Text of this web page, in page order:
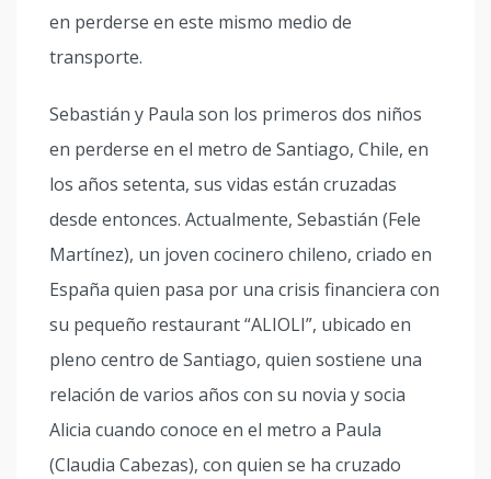
en perderse en este mismo medio de
transporte.
Sebastián y Paula son los primeros dos niños
en perderse en el metro de Santiago, Chile, en
los años setenta, sus vidas están cruzadas
desde entonces. Actualmente, Sebastián (Fele
Martínez), un joven cocinero chileno, criado en
España quien pasa por una crisis financiera con
su pequeño restaurant “ALIOLI”, ubicado en
pleno centro de Santiago, quien sostiene una
relación de varios años con su novia y socia
Alicia cuando conoce en el metro a Paula
(Claudia Cabezas), con quien se ha cruzado